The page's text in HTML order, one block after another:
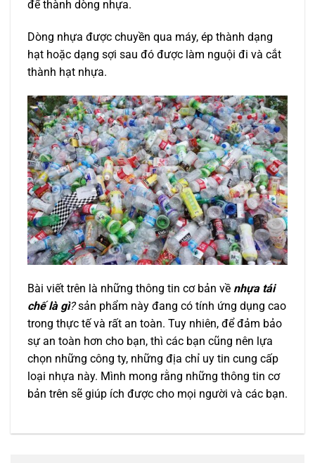
để thành dòng nhựa.
Dòng nhựa được chuyền qua máy, ép thành dạng
hạt hoặc dạng sợi sau đó được làm nguội đi và cắt
thành hạt nhựa.
Bài viết trên là những thông tin cơ bản về nhựa tái
chế là gì?sản phẩm này đang có tính ứng dụng cao
trong thực tế và rất an toàn. Tuy nhiên, để đảm bảo
sự an toàn hơn cho bạn, thì các bạn cũng nên lựa
chọn những công ty, những địa chỉ uy tin cung cấp
loại nhựa này. Mình mong rằng những thông tin cơ
bản trên sẽ giúp ích được cho mọi người và các bạn.